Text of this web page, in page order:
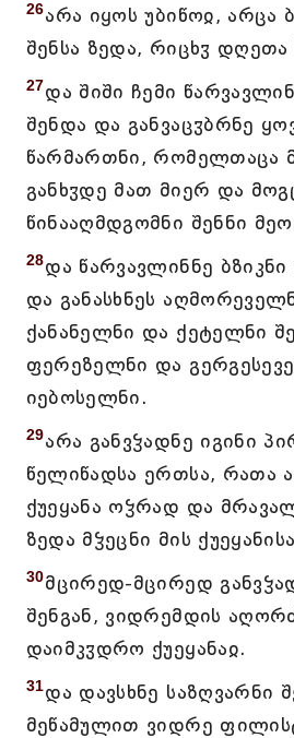
26არა იყოს უბიწოჲ, არცა
შენსა ზედა, რიცხჳ დღეთა
27და შიში ჩემი
შენდა და განვაცჳბრნე
წარმართნი, რომელთაცა
განხჳდე მათ მიერ და
წინააღმდგომნი შენნი
28და წარვავლინნე ბზიკნი
და განასხნეს
ქანანელნი და ქეტელნი
ფერეზელნი და
იებოსელნი.
29არა განვჴადნე იგინი
წელიწადსა ერთსა, რათა
ქუეყანა ოჴრად და
ზედა მჴეცნი მის
30მცირედ-მცირედ
შენგან, ვიდრემდის
დაიმკჳდრო ქუეყანაჲ.
31და დავსხნე საზღვარნი
მეწამულით ვიდრე